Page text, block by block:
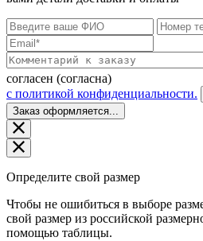
согласен (согласна)
c политикой конфиденциальности.
Заказ оформляется...
Определите свой размер
Чтобы не ошибиться в выборе
свой размер из российской
помощью таблицы.